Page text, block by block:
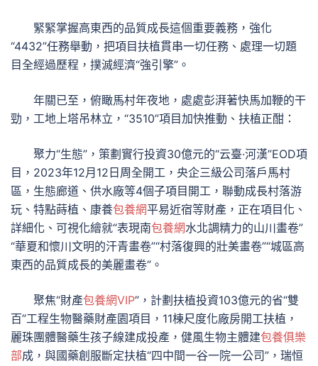
緊緊掌握高東西的品質成長這個重要義務，強化
“4432”任務舉動，把項目扶植貫串一切任務、處理一切題
目全經過歷程，撲滅經濟“強引擎”。
年關已至，俯瞰馬村年夜地，處處彭湃著快馬加鞭的干
勁，工地上塔吊林立，“3510”項目加快推動、扶植正酣：
聚力“生態”，策劃實行投資30億元的“云臺·河漢”EOD項
目，2023年12月12日周全開工，央企三級公司落戶馬村
區，生態廊道、供水廠等4個子項目開工，聯動成長村落游
玩、特點蒔植、康養包養網平易近宿等財產，正在項目化、
詳細化、可視化繪就“表現南包養網水北調精力的山川畫卷”
“華夏和懷川文明的汗青畫卷”“村落復興的壯美畫卷”“城區高
東西的品質成長的美麗畫卷”。
聚焦“財產包養網VIP”，計劃扶植投資103億元的省“雙
百”工程生物醫藥財產園項目，11棟尺度化廠房開工扶植，
麗珠團體醫藥生孩子線建成投產，健風生物主體建包養俱樂
部成，與國藥創服斷定扶植“四中間一谷一院一公司”，瑞恒